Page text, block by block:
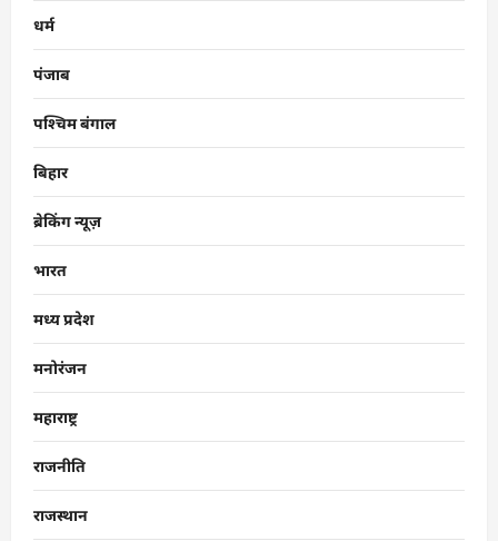
धर्म
पंजाब
पश्चिम बंगाल
बिहार
ब्रेकिंग न्यूज़
भारत
मध्य प्रदेश
मनोरंजन
महाराष्ट्र
राजनीति
राजस्थान